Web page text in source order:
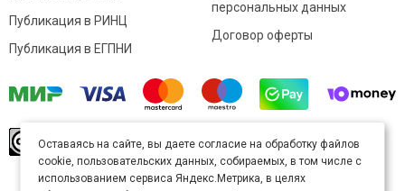
Публикация в РИНЦ
Публикация в ЕГПНИ
персональных данных
Договор оферты
произведение доступно полицензии Creative
Commons «Attribution» («Атрибуция») 4.0
Непортированная.
Оставаясь на сайте, вы даете согласие на обработку файлов
cookie, пользовательских данных, собираемых, в том числе с
использованием сервиса Яндекс.Метрика, в целях